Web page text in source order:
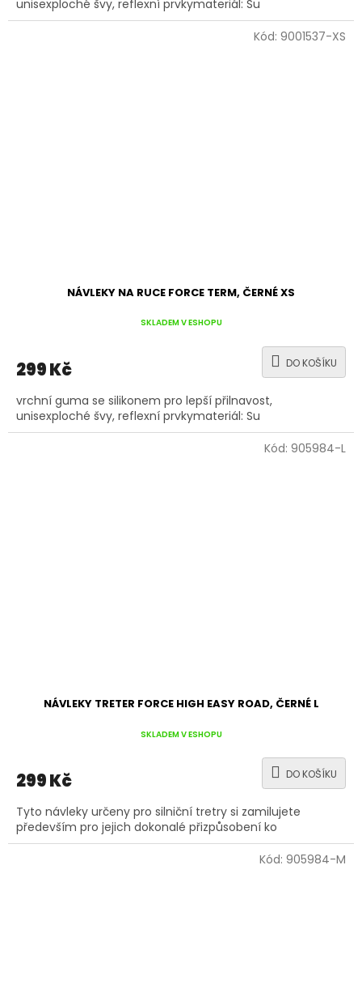
unisexploché švy, reflexní prvkymateriál: Su
NÁVLEKY NA RUCE FORCE TERM, ČERNÉ XS
SKLADEM V ESHOPU
299 Kč DO KOŠÍKU
vrchní guma se silikonem pro lepší přilnavost,
unisexploché švy, reflexní prvkymateriál: Su
Kód: 9001537-XS
NÁVLEKY TRETER FORCE HIGH EASY ROAD, ČERNÉ L
SKLADEM V ESHOPU
299 Kč DO KOŠÍKU
Tyto návleky určeny pro silniční tretry si zamilujete
především pro jejich dokonalé přizpůsobení ko
Kód: 905984-L
Kód: 905984-M